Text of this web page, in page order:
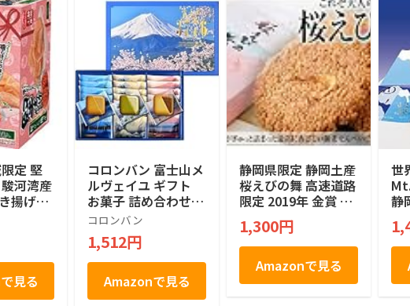
定 堅
河湾産
揚げ味
袋入)
見る
コロンバン 富士山メ
ルヴェイユ ギフト
お菓子 詰め合わせ
個包装 土産 お菓子
贈答 銘店 ラングド
シャ 21枚入り
コロンバン
1,512円
Amazonで見る
静岡県限定 静岡土産
桜えびの舞 高速道路
限定 2019年 金賞 M
ONDE SELECTION
絶対買い 焼菓子 煎
餅 せんべい １２個
1,300円
Amazonで見る
世
静
定
ッ
ペ